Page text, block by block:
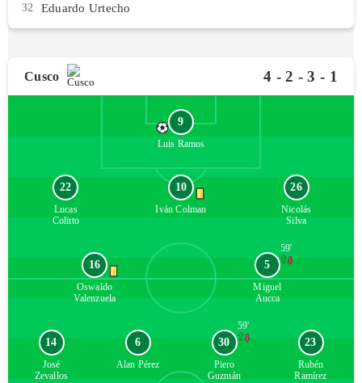
32 Eduardo Urtecho
Cusco 4 -2 -3 - 1
14
José
Zevallos
6
Alan Pérez
30
59'
Piero
Guzmán
23
Rubén
Ramírez
16
Oswaldo
Valenzuela
5
59'
Miguel
Aucca
22
Lucas
Colitto
10
Iván Colman
26
Nicolás
Silva
9
Luis Ramos